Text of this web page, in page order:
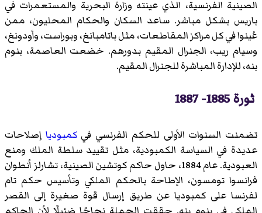
الصينية الفرنسية، الذي عينته وزارة البحرية والمستعمرات في
باريس بشكل مباشر. ساعد السكان والحكام المحليون، ممن
عُينوا في كل مراكز المقاطعات، مثل باتامبانغ، وبوراست، وأودونغ،
وسيام ريب، الجنرال المقيم بدورهم. خضعت العاصمة، بنوم
بنه، للإدارة المباشرة للجنرال المقيم.
ثورة 1885- 1887
تضمنت السنوات الأولى للحكم الفرنسي فيكمبوديا إصلاحات
عديدة في السياسة الكمبودية، مثل تقييد سلطة الملك ومنع
العبودية. عام 1884، حاول حاكم كوتشين الصينية، تشارلز أنطوان
فرانسوا تومسون، الإطاحة بالحكم الملكي وتأسيس حكم تام
لفرنسا على كمبوديا عن طريق إرسال قوة صغيرة إلى القصر